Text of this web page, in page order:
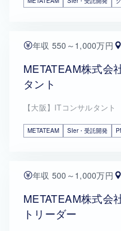
年収 550～1,000万円
METATEAM株式会
タント
【大阪】ITコンサルタント
METATEAM SIer・受託開発
年収 500～1,000万円
METATEAM株式会
トリーダー